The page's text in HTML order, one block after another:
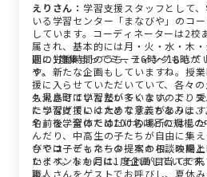
えりさん： 学習支援スタッフとして
いる学習センター「まなびや」のコ
しています。コーディネーターは2校
属され、基本的には月・火・水・木
間の労働時間のうち、16時～18時が
す。
週に1度集まってミーティングもして
や、新たな企画もしていますね。授
援に入らせていただいていて、各々
も見させていただいています。より
につなげていくためです。ちなみに
名前後、全体では100名ほどの規模の
久米島町は学習塾が多くないので、
た学習支援には大きな意義がありま
や」を学習のためだけの場所にはし
んだり、中高生の子たちが自由に集
びやコーディネーターへの相談の場
います。なかには、それが目当てで
よ。
今では子どもたちの提案から、映画
たイベントも月に1度企画しています
職人さんをゲストでお呼びし、夏休